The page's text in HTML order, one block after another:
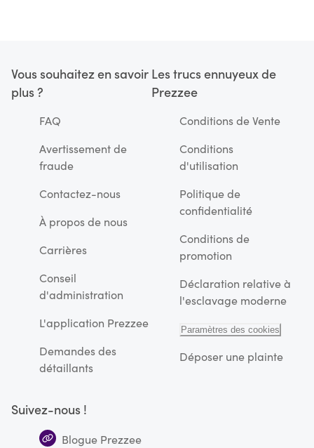
Vous souhaitez en savoir
plus ?
FAQ
Avertissement de
fraude
Contactez-nous
À propos de nous
Carrières
Conseil
d'administration
L'application Prezzee
Demandes des
détaillants
Les trucs ennuyeux de
Prezzee
Conditions de Vente
Conditions
d'utilisation
Politique de
confidentialité
Conditions de
promotion
Déclaration relative à
l'esclavage moderne
Paramètres des cookies
Déposer une plainte
Suivez-nous !
Blogue Prezzee